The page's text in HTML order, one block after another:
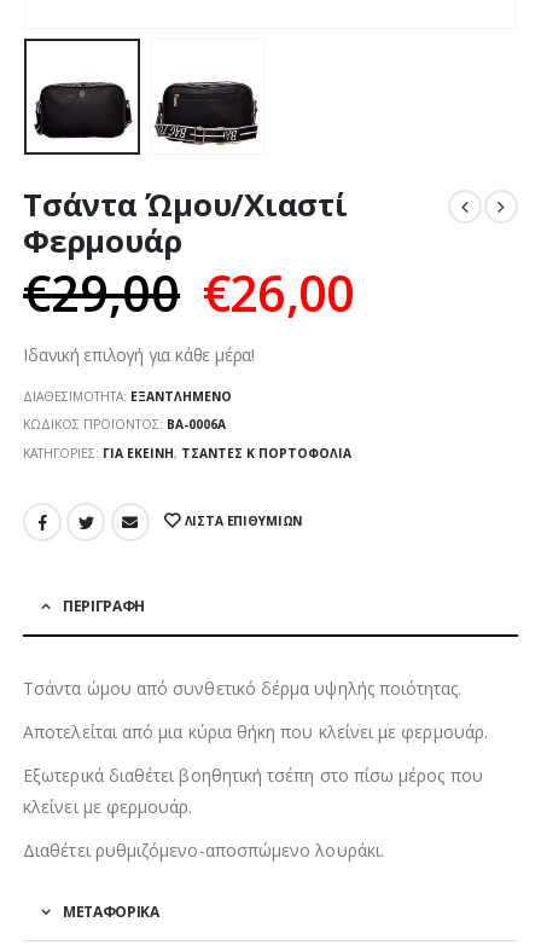
Τσάντα Ώμου/Χιαστί
Φερμουάρ
€29,00 €26,00
Ιδανική επιλογή για κάθε μέρα!
ΔΙΑΘΕΣΙΜΌΤΗΤΑ: ΕΞΑΝΤΛΗΜΈΝΟ
ΚΩΔΙΚΌΣ ΠΡΟΪΌΝΤΟΣ: ΒΑ-0006Α
ΚΑΤΗΓΟΡΊΕΣ: ΓΙΑ ΕΚΕΊΝΗ, ΤΣΆΝΤΕΣ Κ ΠΟΡΤΟΦΌΛΙΑ
ΛΊΣΤΑ ΕΠΙΘΥΜΙΏΝ
ΠΕΡΙΓΡΑΦΉ
Τσάντα ώμου από συνθετικό δέρμα υψηλής ποιότητας.
Αποτελείται από μια κύρια θήκη που κλείνει με φερμουάρ.
Εξωτερικά διαθέτει βοηθητική τσέπη στο πίσω μέρος που
κλείνει με φερμουάρ.
Διαθέτει ρυθμιζόμενο-αποσπώμενο λουράκι.
ΜΕΤΑΦΟΡΙΚΑ